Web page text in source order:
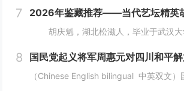
7 2026年鉴藏推荐——当代艺坛精英
8